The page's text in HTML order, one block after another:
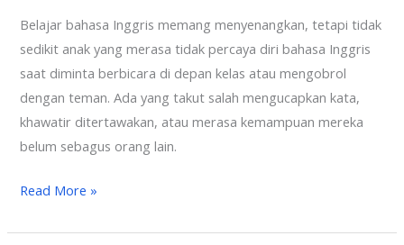
Belajar bahasa Inggris memang menyenangkan, tetapi tidak
sedikit anak yang merasa tidak percaya diri bahasa Inggris
saat diminta berbicara di depan kelas atau mengobrol
dengan teman. Ada yang takut salah mengucapkan kata,
khawatir ditertawakan, atau merasa kemampuan mereka
belum sebagus orang lain.
Read More »